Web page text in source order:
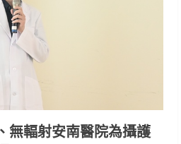
無輻射安南醫院為攝護